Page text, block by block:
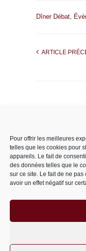
Pour offrir les meilleures
telles que les cookies pour
appareils. Le fait de
des données telles que le
sur ce site. Le fait de ne
avoir un effet négatif sur
Dîner Débat,
ARTICLE
Catégories